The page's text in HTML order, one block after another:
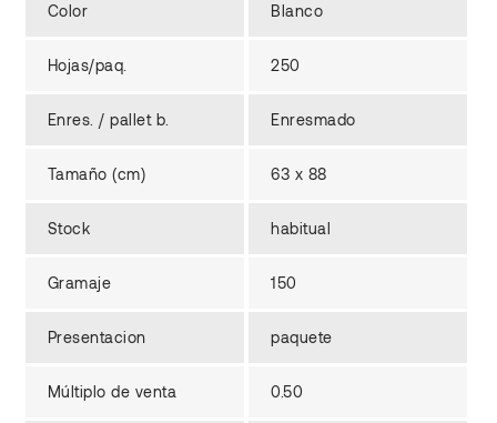
Color Blanco
Hojas/paq. 250
Enres. / pallet b. Enresmado
Tamaño (cm) 63 x 88
Stock habitual
Gramaje 150
Presentacion paquete
Múltiplo de venta 0.50